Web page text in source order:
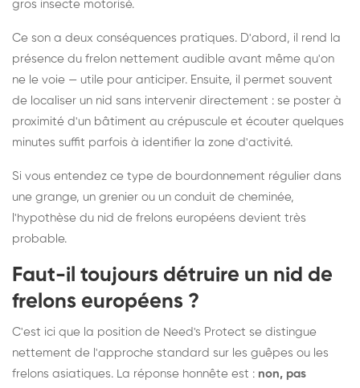
gros insecte motorisé.
Ce son a deux conséquences pratiques. D'abord, il rend la
présence du frelon nettement audible avant même qu'on
ne le voie — utile pour anticiper. Ensuite, il permet souvent
de localiser un nid sans intervenir directement : se poster à
proximité d'un bâtiment au crépuscule et écouter quelques
minutes suffit parfois à identifier la zone d'activité.
Si vous entendez ce type de bourdonnement régulier dans
une grange, un grenier ou un conduit de cheminée,
l'hypothèse du nid de frelons européens devient très
probable.
Faut-il toujours détruire un nid de
frelons européens ?
C'est ici que la position de Need's Protect se distingue
nettement de l'approche standard sur les guêpes ou les
frelons asiatiques. La réponse honnête est : non, pas